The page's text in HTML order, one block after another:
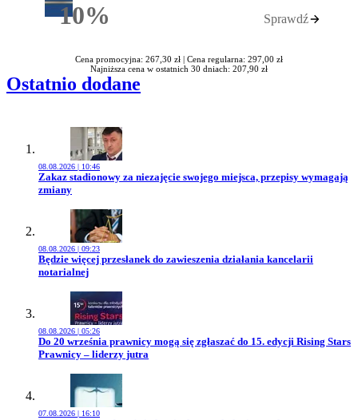
10%Rabatu Sprawdź
Cena promocyjna: 267,30 zł | Cena regularna: 297,00 zł
Najniższa cena w ostatnich 30 dniach: 207,90 zł
Ostatnio dodane
08.08.2026 | 10:46
Przejdź do artykułu:
Zakaz stadionowy za niezajęcie swojego miejsca, przepisy wymagają
zmiany
08.08.2026 | 09:23
Przejdź do artykułu:
Będzie więcej przesłanek do zawieszenia działania kancelarii
notarialnej
08.08.2026 | 05:26
Przejdź do artykułu:
Do 20 września prawnicy mogą się zgłaszać do 15. edycji Rising Stars
Prawnicy – liderzy jutra
07.08.2026 | 16:10